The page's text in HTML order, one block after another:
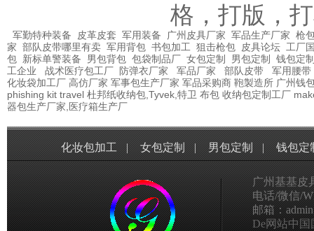
格，打版，
军勤特种装备 皮革皮套 军用装备 广州皮具厂家 军品生产厂家 枪
家 部队皮带哪里有卖 军用背包 书包加工 狙击枪包 皮具论坛 工厂
包 新标单警装备 男包背包 包袋制品厂 女包定制 男包定制
钱包定
工企业
战术医疗包工厂 防弹衣厂家 军品厂家 部队皮带
军用腰带
化妆袋加工厂 高仿厂家 军事包生产厂家 军品采购商 鞄製造所 广州钱
phishing kit travel 杜邦纸收纳包,Tyvek,特卫 布包 收纳包定制工厂
器包生产厂家,医疗箱生产厂
化妆包加工 | 女包定制 | 男包定制 | 钱包定
广州基基皮
电话/微信/
邮箱：
De网站中国